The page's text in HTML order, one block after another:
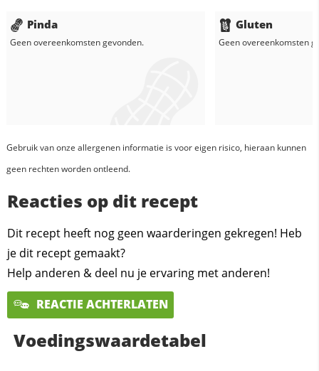
Pinda
Geen overeenkomsten gevonden.
Gluten
Geen overeenkomsten
Gebruik van onze allergenen informatie is voor eigen risico, hieraan kunnen
geen rechten worden ontleend.
Reacties op dit recept
Dit recept heeft nog geen waarderingen gekregen! Heb
je dit recept gemaakt?
Help anderen & deel nu je ervaring met anderen!
REACTIE ACHTERLATEN
Voedingswaardetabel